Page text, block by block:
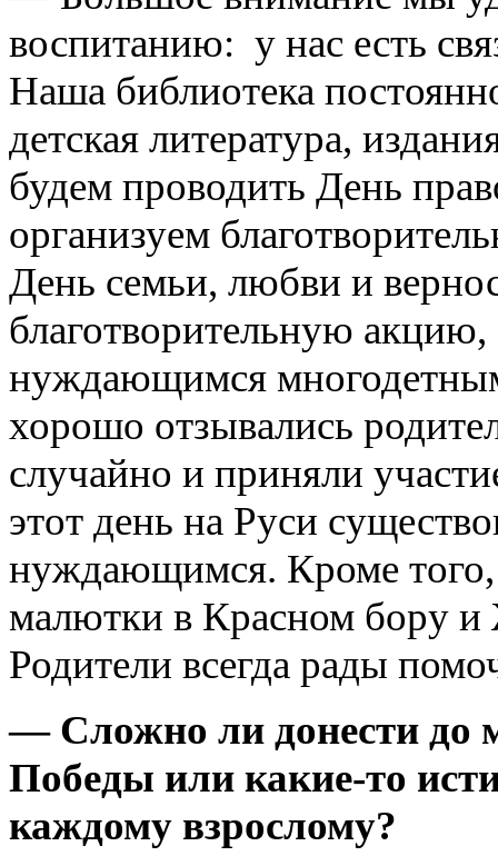
воспитанию: у нас есть
Наша библиотека
детская литература,
будем проводить День
организуем
День семьи, любви и
благотворительную
нуждающимся
хорошо отзывались
случайно и приняли
этот день на Руси
нуждающимся. Кроме
малютки в Красном бору и
Родители всегда рады
— Сложно ли донести до
Победы или какие-то
каждому взрослому?